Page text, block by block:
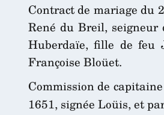
Contract de mariage du
René du Breil, seigneur
Huberdaïe, fille de feu
Françoise Bloüet.
Commission de
1651, signée Loüis, et